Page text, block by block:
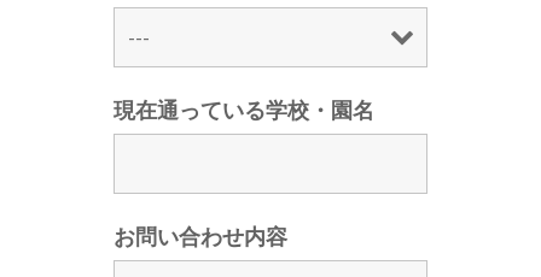
現在通っている学校・園名
お問い合わせ内容